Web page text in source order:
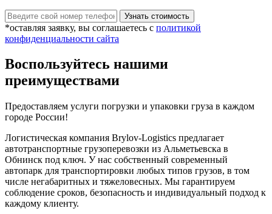
*оставляя заявку, вы соглашаетесь с политикой
конфиденциальности сайта
Воспользуйтесь нашими
преимуществами
Предоставляем услуги погрузки и упаковки груза в каждом
городе России!
Логистическая компания Brylov-Logistics предлагает
автотранспортные грузоперевозки из Альметьевска в
Обнинск под ключ. У нас собственный современный
автопарк для транспортировки любых типов грузов, в том
числе негабаритных и тяжеловесных. Мы гарантируем
соблюдение сроков, безопасность и индивидуальный подход к
каждому клиенту.